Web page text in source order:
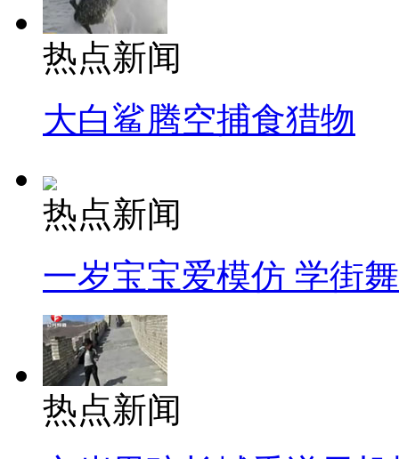
热点新闻
大白鲨腾空捕食猎物
热点新闻
一岁宝宝爱模仿 学街
热点新闻